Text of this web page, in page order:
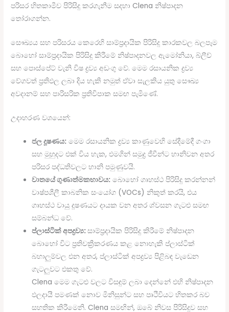
පරිසර හිතකාමීව පිරිසිදු කරගැනීම සදහා Clena නිෂ්පාදන
තෝරාගන්න.
සෞඛ්‍යය සහ පරිසරය කෙරෙහි සාම්ප්‍රදායික පිරිසිදු කාරකවල බලපෑම
බොහෝ සාම්ප්‍රදායික පිරිසිදු කිරීමේ නිෂ්පාදනවල ඇමෝනියා, බ්ලීච්
සහ පොස්පේට් වැනි විෂ ද්‍රව්‍ය අඩංගු වේ. මෙම රසායනික ද්‍රව්‍ය
වේගවත් ප්‍රතිඵල ලබා දිය හැකි නමුත් ඒවා සැලකිය යුතු සෞඛ්‍ය
අවදානම් සහ පාරිසරික ප්‍රතිවිපාක සමඟ පැමිණේ.
උදාහරණ වශයෙන්:
ජල දූෂණය: මෙම රසායනික ද්‍රව්‍ය කාණුවෙහි සේදීමේදී ගංගා
සහ මුහුදට එක් විය හැක, එමගින් සමුද්‍ර ජීවීන්ට හානිවන අතර
පරිසර පද්ධතිවලට හානි පමුණුවයි.
වාතයේ ගුණාත්මකභාවය: බොහෝ ගෘහස්ථ පිරිසිදු කරන්නන්
වාෂ්පශීලී කාබනික සංයෝග (VOCs) නිකුත් කරයි, එය
ගෘහස්ථ වායු දූෂණයට දායක වන අතර ශ්වසන ගැටළු සමඟ
සම්බන්ධ වේ.
ප්ලාස්ටික් අපද්‍රව්‍ය:සාම්ප්‍රදායික පිරිසිදු කිරීමේ නිෂ්පාදන
බොහෝ විට ප්‍රතිචක්‍රීකරණය කළ නොහැකි ප්ලාස්ටික්
බහාලුම්වල එන අතර, ප්ලාස්ටික් අපද්‍රව්‍ය පිළිබඳ වැඩෙන
ගැටලුවට එකතු වේ.
Clena මෙම ගැටළු වලට විසඳුම් ලබා දෙන්නේ එහි නිෂ්පාදන
ඵලදායී පමණක් නොව මිනිසුන්ට සහ පෘථිවියට හිතකර බව
සහතික කිරීමෙනි. Clena සමඟින්, ඔබේ නිවස පිරිසිදුව සහ